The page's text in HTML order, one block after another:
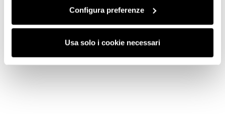
Configura preferenze
Usa solo i cookie necessari